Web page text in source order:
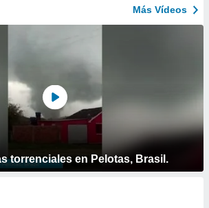
Más Vídeos
torrenciales en Pelotas, Brasil.